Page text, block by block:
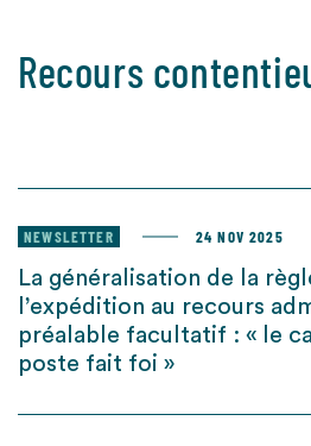
Recours
NEWSLETTER 24 NOV 2025
La généralisation de la
l’expédition au recours
préalable facultatif : « le
poste fait foi »